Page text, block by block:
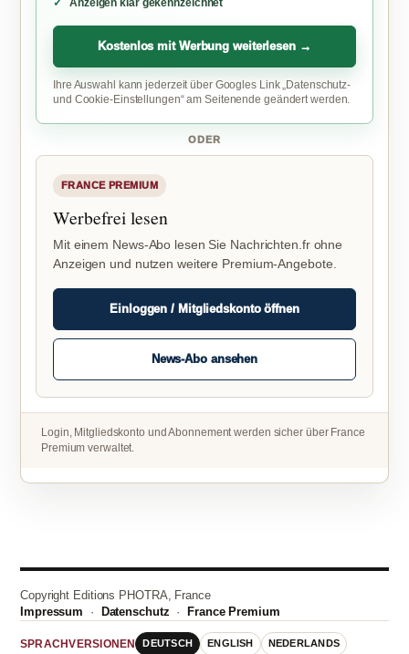
Anzeigen klar gekennzeichnet
Kostenlos mit Werbung weiterlesen →
Ihre Auswahl kann jederzeit über Googles Link „Datenschutz-
und Cookie-Einstellungen“ am Seitenende geändert werden.
ODER
FRANCE PREMIUM
Werbefrei lesen
Mit einem News-Abo lesen Sie Nachrichten.fr ohne
Anzeigen und nutzen weitere Premium-Angebote.
Einloggen / Mitgliedskonto öffnen
News-Abo ansehen
Login, Mitgliedskonto und Abonnement werden sicher über France
Premium verwaltet.
Copyright Editions PHOTRA, France
Impressum · Datenschutz ·France Premium
SPRACHVERSIONEN DEUTSCH ENGLISH NEDERLANDS